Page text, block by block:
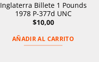
Inglaterra Billete 1 Pounds
1978 P-377d UNC
$10,00
AÑADIR AL CARRITO